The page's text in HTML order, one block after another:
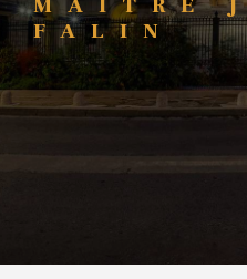
MAÎTRE JEAN
FALIN